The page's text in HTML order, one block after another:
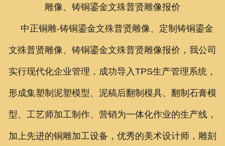
雕像、铸铜鎏金文殊普贤雕像报价
中正铜雕-铸铜鎏金文殊普贤雕像、定制铸铜鎏金
文殊普贤雕像、铸铜鎏金文殊普贤雕像报价 ，我公司
实行现代化企业管理，成功导入TPS生产管理系统，
形成集塑制泥塑模型、泥稿后翻制模具、翻制石膏模
型、工艺师加工制作、营销为一体化作业的生产线，
加上先进的铜雕加工设备，优秀的美术设计师，雕刻